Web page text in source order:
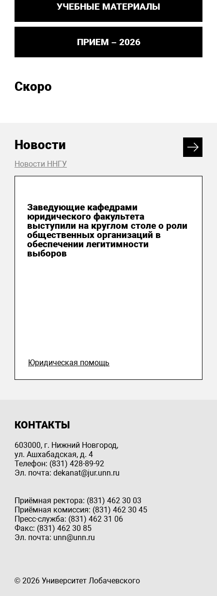
УЧЕБНЫЕ МАТЕРИАЛЫ
ПРИЕМ – 2026
Скоро
Новости
Новости ННГУ
Заведующие кафедрами
юридического факультета
выступили на круглом столе о роли
общественных организаций в
обеспечении легитимности
выборов
Юридическая помощь
КОНТАКТЫ
603000, г. Нижний Новгород,
ул. Ашхабадская, д. 4
Телефон: (831) 428-89-92
Эл. почта: dekanat@jur.unn.ru
Приёмная ректора: (831) 462 30 03
Приёмная комиссия: (831) 462 30 45
Пресс-служба: (831) 462 31 06
Факс: (831) 462 30 85
Эл. почта: unn@unn.ru
© 2026 Университет Лобачевского